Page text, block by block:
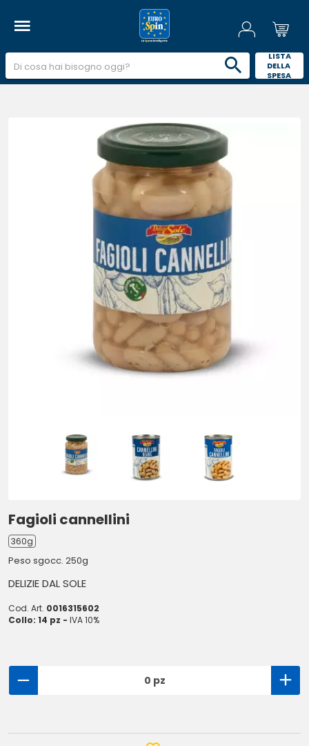
LISTA
DELLA
SPESA
Fagioli cannellini
360g
Peso sgocc. 250g
DELIZIE DAL SOLE
Cod. Art. 0016315602
Collo: 14 pz - IVA 10%
0 pz